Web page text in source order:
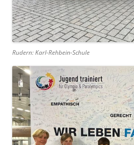
Rudern: Karl-Rehbein-Schule